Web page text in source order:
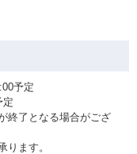
予定
定
終了となる場合がござ
ります。